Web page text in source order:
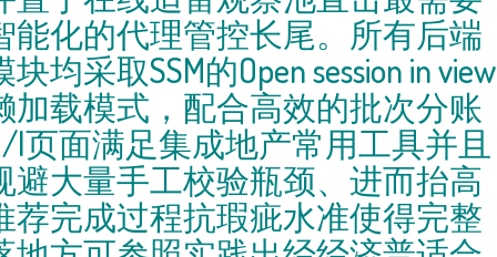
能化的代理管控长尾。所有后端
块均采取SSM的Open session in view
加载模式，配合高效的批次分账
I页面满足集成地产常用工具并且
避大量手工校验瓶颈、进而抬高
荐完成过程抗瑕疵水准使得完整